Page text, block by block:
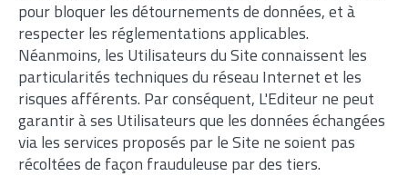
pour bloquer les détournements de données, et à
respecter les réglementations applicables.
Néanmoins, les Utilisateurs du Site connaissent les
particularités techniques du réseau Internet et les
risques afférents. Par conséquent, L'Editeur ne peut
garantir à ses Utilisateurs que les données échangées
via les services proposés par le Site ne soient pas
récoltées de façon frauduleuse par des tiers.